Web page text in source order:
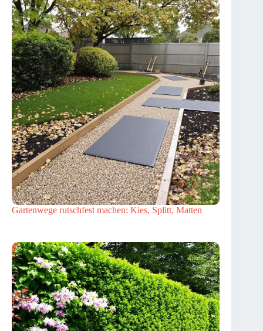
Gartenwege rutschfest machen: Kies, Splitt, Matten